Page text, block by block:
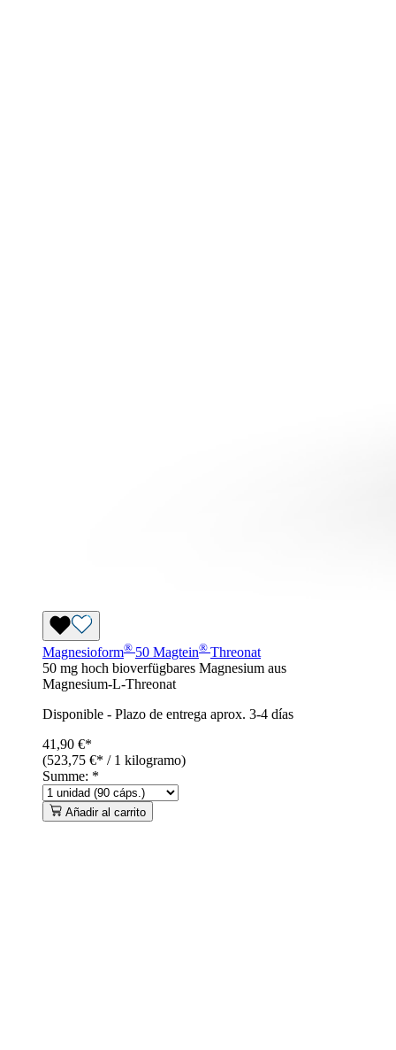
Magnesioform® 50 Magtein® Threonat
50 mg hoch bioverfügbares Magnesium aus
Magnesium-L-Threonat
Disponible - Plazo de entrega aprox. 3-4 días
41,90 €*
(523,75 €* / 1 kilogramo)
Summe: *
Añadir al carrito